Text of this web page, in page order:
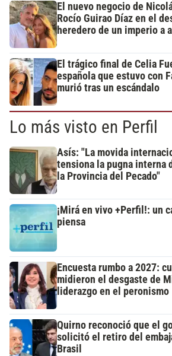
El nuevo negocio de
Rocío Guirao Díaz en el
heredero de un imperio a
El trágico final de Celia
española que estuvo con
murió tras un escándalo
Lo más visto en Perfil
Asís: "La movida
tensiona la pugna interna
la Provincia del Pecado"
¡Mirá en vivo +Perfil!: un
piensa
Encuesta rumbo a 2027:
midieron el desgaste de
liderazgo en el peronismo
Quirno reconoció que el
solicitó el retiro del
Brasil